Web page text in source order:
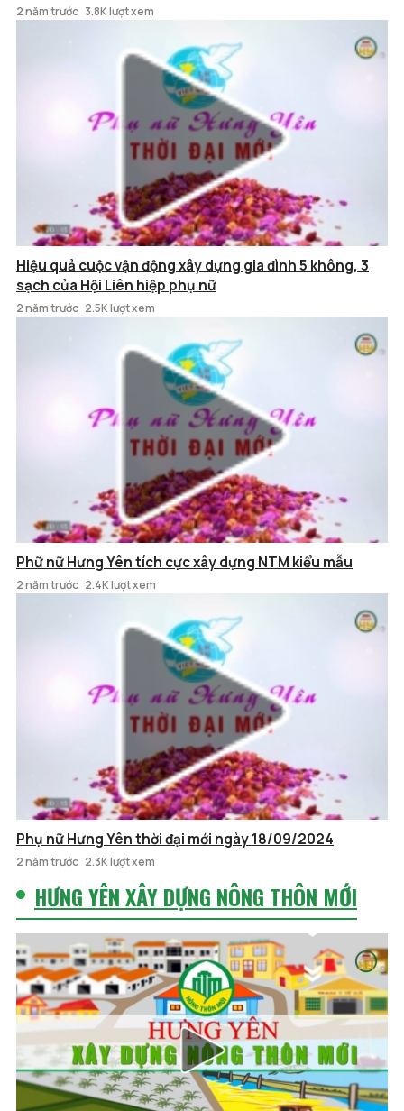
2 năm trước 3.8K lượt xem
Hiệu quả cuộc vận động xây dựng gia đình 5 không, 3
sạch của Hội Liên hiệp phụ nữ
2 năm trước 2.5K lượt xem
Phữ nữ Hưng Yên tích cực xây dựng NTM kiểu mẫu
2 năm trước 2.4K lượt xem
Phụ nữ Hưng Yên thời đại mới ngày 18/09/2024
2 năm trước 2.3K lượt xem
HƯNG YÊN XÂY DỰNG NÔNG THÔN MỚI